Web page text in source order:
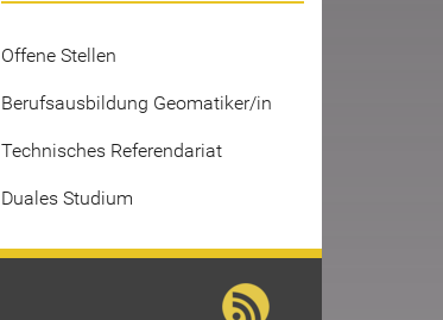
Offene Stellen
Berufsausbildung Geomatiker/in
Technisches Referendariat
Duales Studium